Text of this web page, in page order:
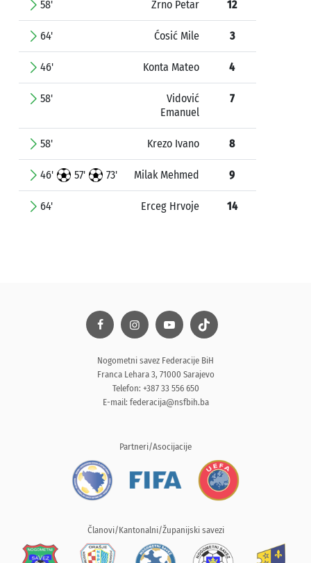
58' Zrno Petar 12
64' Ćosić Mile 3
46' Konta Mateo 4
58'
Vidović
Emanuel
7
58' Krezo Ivano 8
46' 57' 73' Milak Mehmed 9
64' Erceg Hrvoje 14
Nogometni savez Federacije BiH
Franca Lehara 3, 71000 Sarajevo
Telefon: +387 33 556 650
E-mail: federacija@nsfbih.ba
Partneri/Asocijacije
Članovi/Kantonalni/Županijski savezi